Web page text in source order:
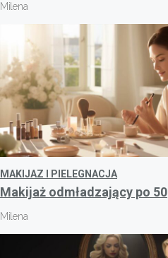
Milena
MAKIJAZ I PIELEGNACJA
Makijaż odmładzający po 50
Milena